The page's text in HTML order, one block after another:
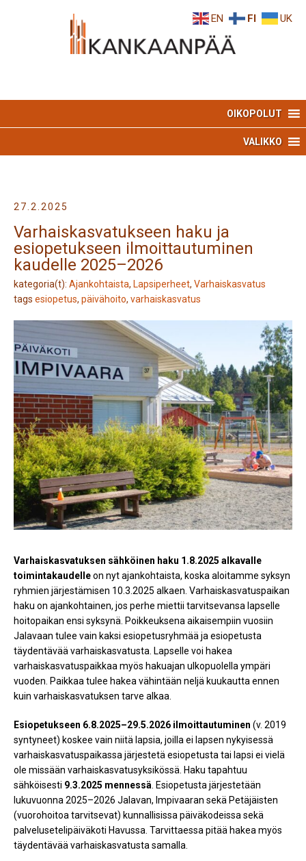
OIKOPOLUT
VALIKKO
27.2.2025
Varhaiskasvatukseen haku ja
esiopetukseen ilmoittautuminen
kaudelle 2025–2026
kategoria(t): Ajankohtaista, Lapsiperheet, Varhaiskasvatus
tags esiopetus, päivähoito, varhaiskasvatus
Varhaiskasvatuksen sähköinen haku 1.8.2025 alkavalle
toimintakaudelleon nyt ajankohtaista, koska aloitamme syksyn
ryhmien järjestämisen 10.3.2025 alkaen. Varhaiskasvatuspaikan
haku on ajankohtainen, jos perhe miettii tarvitsevansa lapselle
hoitopaikan ensi syksynä. Poikkeuksena aikaisempiin vuosiin
Jalavaan tulee vain kaksi esiopetusryhmää ja esiopetusta
täydentävää varhaiskasvatusta. Lapselle voi hakea
varhaiskasvatuspaikkaa myös hakuajan ulkopuolella ympäri
vuoden. Paikkaa tulee hakea vähintään neljä kuukautta ennen
kuin varhaiskasvatuksen tarve alkaa.
Esiopetukseen 6.8.2025–29.5.2026 ilmoittautuminen (v. 2019
syntyneet) koskee vain niitä lapsia, joilla ei lapsen nykyisessä
varhaiskasvatuspaikassa järjestetä esiopetusta tai lapsi ei vielä
ole missään varhaiskasvatusyksikössä. Haku tapahtuu
sähköisesti 9.3.2025 mennessä . Esiopetusta järjestetään
lukuvuonna 2025–2026 Jalavan, Impivaaran sekä Petäjäisten
(vuorohoitoa tarvitsevat) kunnallisissa päiväkodeissa sekä
palvelusetelipäiväkoti Havussa. Tarvittaessa pitää hakea myös
täydentävää varhaiskasvatusta samalla.
EN FI UK